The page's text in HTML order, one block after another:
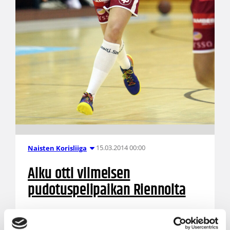
Naisten Korisliiga 15.03.2014 00:00
Alku otti viimeisen
pudotuspelipaikan Riennolta
Naisten Korisliigan viimeisellä kierroksella